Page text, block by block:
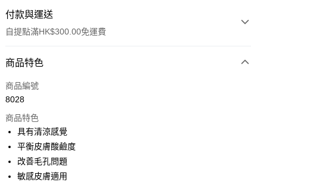
付款與運送
自提點滿HK$300.00免運費
付款方式
信用卡
AlipayHK
PayMe
WeChat Pay
商品特色
商品編號
8028
商品特色
具有清涼感覺
平衡皮膚酸鹼度
改善毛孔問題
敏感皮膚適用